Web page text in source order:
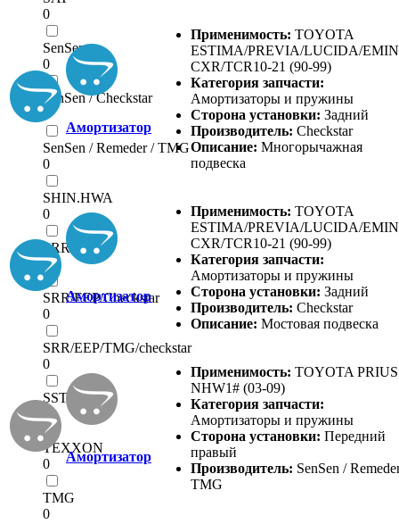
0
SenSen
0
SenSen / Checkstar
0
SenSen / Remeder / TMG
0
SHIN.HWA
0
SRR
0
SRR/EEP/Checkstar
0
SRR/EEP/TMG/checkstar
0
SSTAR
TEXXON
0
TMG
0
Амортизатор
Применимость: TOYOTA
ESTIMA/PREVIA/LUCIDA/
CXR/TCR10-21 (90-99)
Категория запчасти:
Амортизаторы и пружины
Сторона установки: Задний
Производитель: Checkstar
Описание: Многорычажная
подвеска
Амортизатор
Применимость: TOYOTA
ESTIMA/PREVIA/LUCIDA/
CXR/TCR10-21 (90-99)
Категория запчасти:
Амортизаторы и пружины
Сторона установки: Задний
Производитель: Checkstar
Описание: Мостовая подвеска
Амортизатор
Применимость: TOYOTA PRIUS
NHW1# (03-09)
Категория запчасти:
Амортизаторы и пружины
Сторона установки: Передний
правый
Производитель: SenSen /
TMG